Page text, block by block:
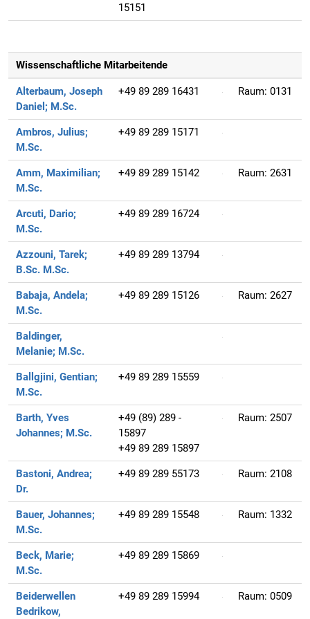
15151
Wissenschaftliche Mitarbeitende
Alterbaum, Joseph
Daniel; M.Sc.
+49 89 289 16431 Raum: 0131
Ambros, Julius;
M.Sc.
+49 89 289 15171
Amm, Maximilian;
M.Sc.
+49 89 289 15142 Raum: 2631
Arcuti, Dario;
M.Sc.
+49 89 289 16724
Azzouni, Tarek;
B.Sc. M.Sc.
+49 89 289 13794
Babaja, Andela;
M.Sc.
+49 89 289 15126 Raum: 2627
Baldinger,
Melanie; M.Sc.
Ballgjini, Gentian;
M.Sc.
+49 89 289 15559
Barth, Yves
Johannes; M.Sc.
+49 (89) 289 -
15897
+49 89 289 15897
Raum: 2507
Bastoni, Andrea;
Dr.
+49 89 289 55173 Raum: 2108
Bauer, Johannes;
M.Sc.
+49 89 289 15548 Raum: 1332
Beck, Marie;
M.Sc.
+49 89 289 15869
Beiderwellen
Bedrikow,
+49 89 289 15994 Raum: 0509